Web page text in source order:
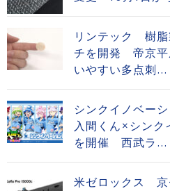
リンテック 樹脂
チを開発 帝京平
いやすい多点刺...
シンクイノベー
入間くん×シンク
を開催 西武ラ...
米ゼロックス